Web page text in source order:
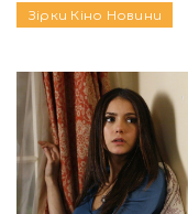
Зірки Кіно Новини